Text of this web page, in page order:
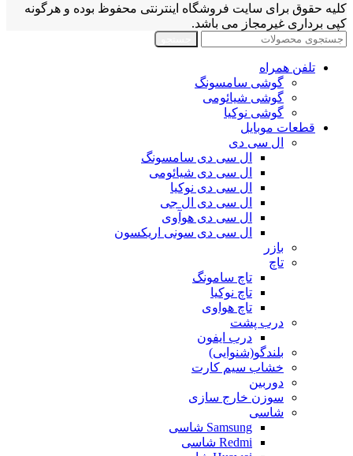
کلیه حقوق برای سایت فروشگاه اینترنتی محفوظ بوده و هرگونه
کپی برداری غیرمجاز می باشد.
تلفن همراه
گوشی سامسونگ
گوشی شیائومی
گوشی نوکیا
قطعات موبایل
ال سی دی
ال سی دی سامسونگ
ال سی دی شیائومی
ال سی دی نوکیا
ال سی دی ال جی
ال سی دی هوآوی
ال سی دی سونی اریکسون
بازر
تاچ
تاچ سامونگ
تاچ نوکیا
تاچ هواوی
درب پشت
درب ایفون
بلندگو(شنوایی)
خشاب سیم کارت
دوربین
سوزن خارج سازی
شاسی
Samsung شاسی
Redmi شاسی